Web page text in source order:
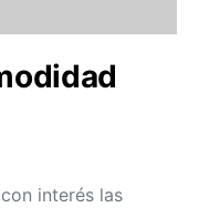
interés las